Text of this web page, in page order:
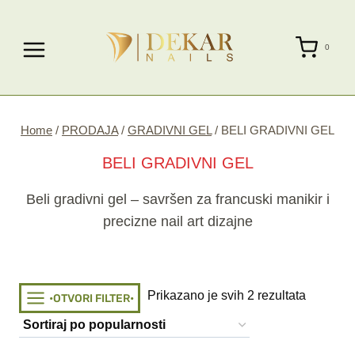
content
0
Home / PRODAJA / GRADIVNI GEL / BELI GRADIVNI GEL
BELI GRADIVNI GEL
Beli gradivni gel – savršen za francuski manikir i
precizne nail art dizajne
•OTVORI FILTER• Prikazano je svih 2 rezultata